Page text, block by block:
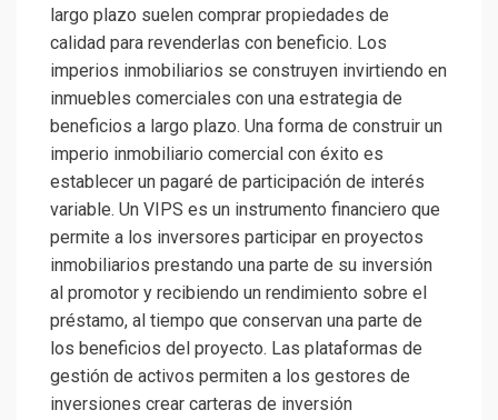
largo plazo suelen comprar propiedades de
calidad para revenderlas con beneficio. Los
imperios inmobiliarios se construyen invirtiendo en
inmuebles comerciales con una estrategia de
beneficios a largo plazo. Una forma de construir un
imperio inmobiliario comercial con éxito es
establecer un pagaré de participación de interés
variable. Un VIPS es un instrumento financiero que
permite a los inversores participar en proyectos
inmobiliarios prestando una parte de su inversión
al promotor y recibiendo un rendimiento sobre el
préstamo, al tiempo que conservan una parte de
los beneficios del proyecto. Las plataformas de
gestión de activos permiten a los gestores de
inversiones crear carteras de inversión